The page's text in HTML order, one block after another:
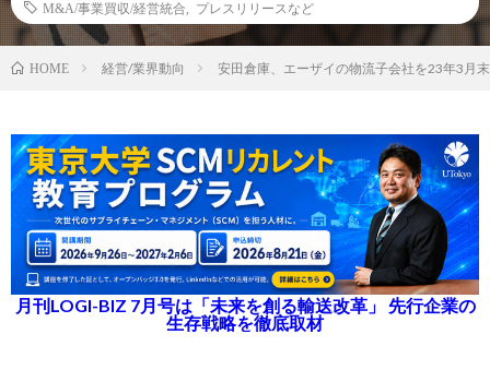
M&A/事業買収/経営統合
プレスリリースなど
HOME 経営/業界動向 安田倉庫、エーザイの物流子会社を23年3月
月刊LOGI-BIZ 7月号は「未来を創る輸送改革」 先行企業の
生存戦略を徹底取材